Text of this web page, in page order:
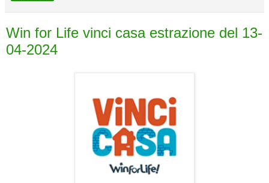
Win for Life vinci casa estrazione del 13-
04-2024